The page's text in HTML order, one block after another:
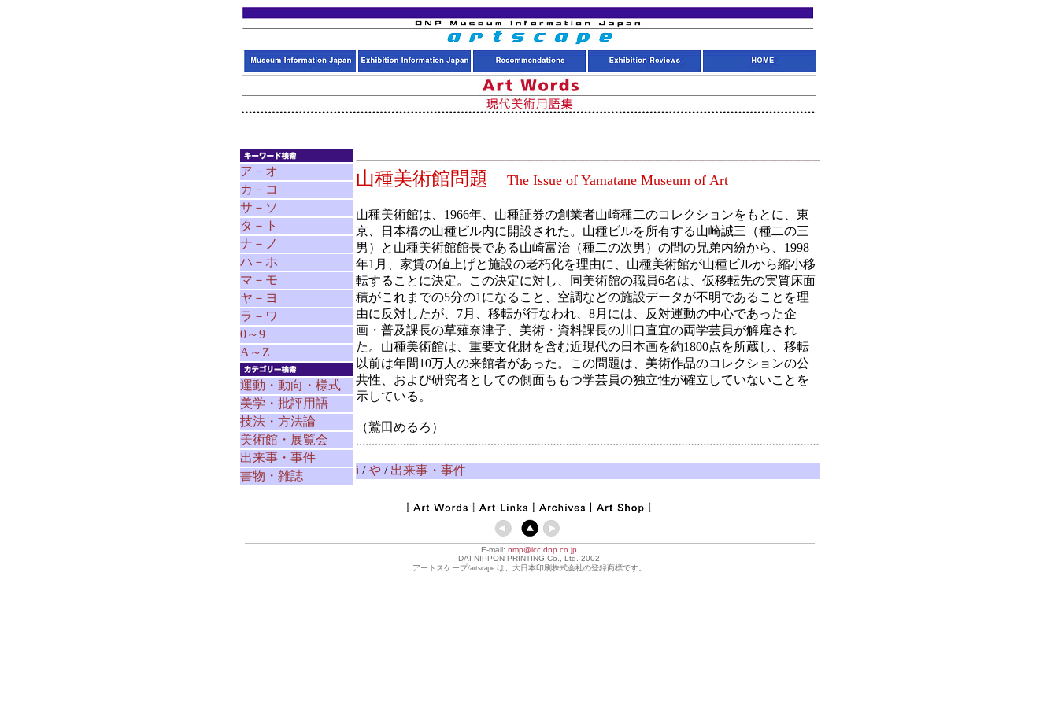
ア－オ
カ－コ
サ－ソ
タ－ト
ナ－ノ
ハ－ホ
マ－モ
ヤ－ヨ
ラ－ワ
0～9
A～Z
運動・動向・様式
美学・批評用語
技法・方法論
美術館・展覧会
出来事・事件
書物・雑誌
山種美術館問題 The Issue of Yamatane Museum of Art
山種美術館は、1966年、山種証券の創業者山崎種二のコレクションをもとに、東
京、日本橋の山種ビル内に開設された。山種ビルを所有する山崎誠三（種二の三
男）と山種美術館館長である山崎富治（種二の次男）の間の兄弟内紛から、1998
年1月、家賃の値上げと施設の老朽化を理由に、山種美術館が山種ビルから縮小移
転することに決定。この決定に対し、同美術館の職員6名は、仮移転先の実質床面
積がこれまでの5分の1になること、空調などの施設データが不明であることを理
由に反対したが、7月、移転が行なわれ、8月には、反対運動の中心であった企
画・普及課長の草薙奈津子、美術・資料課長の川口直宜の両学芸員が解雇され
た。山種美術館は、重要文化財を含む近現代の日本画を約1800点を所蔵し、移転
以前は年間10万人の来館者があった。この問題は、美術作品のコレクションの公
共性、および研究者としての側面ももつ学芸員の独立性が確立していないことを
示している。
（鷲田めるろ）
i /や/ 出来事・事件
E-mail: nmp@icc.dnp.co.jp
DAI NIPPON PRINTING Co., Ltd. 2002
アートスケープ/artscape は、大日本印刷株式会社の登録商標です。